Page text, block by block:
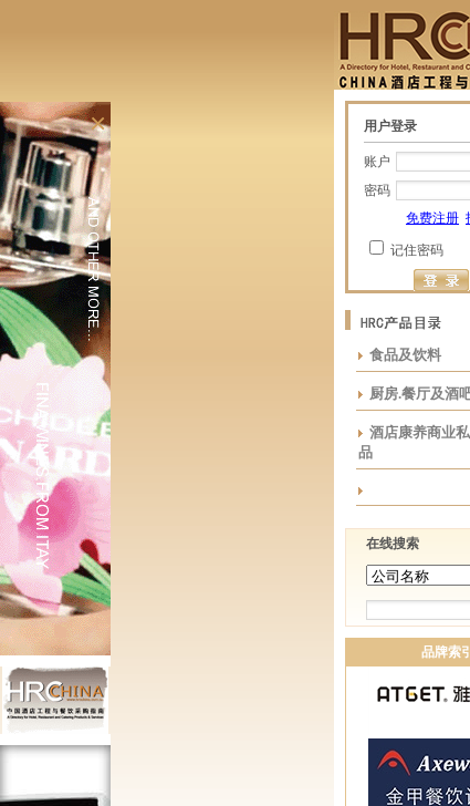
× 用户登录
账户
密码
免费注册
记住密码
食品及饮料
厨房.餐厅及酒
酒店康养商业
品
在线搜索
品牌索引